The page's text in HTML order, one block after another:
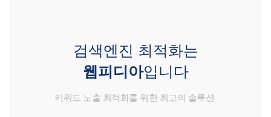
검색엔진 최적화는
웹피디아입니다
키워드 노출 최적화를 위한 최고의 솔루션